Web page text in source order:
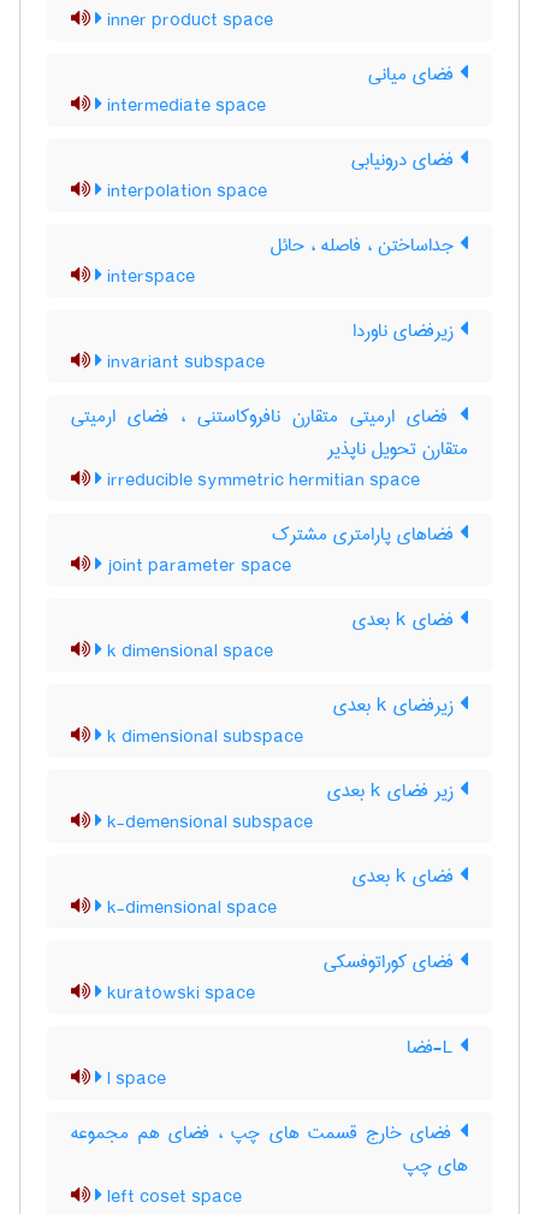
inner product space
فضای میانی
intermediate space
فضای درونیابی
interpolation space
جداساختن ، فاصله ، حائل
interspace
زیرفضای ناوردا
invariant subspace
فضای ارمیتی متقارن نافروکاستنی ، فضای ارمیتی
متقارن تحویل ناپذیر
irreducible symmetric hermitian space
فضاهای پارامتری مشترک
joint parameter space
فضای k بعدی
k dimensional space
زیرفضای k بعدی
k dimensional subspace
زیر فضای k بعدی
k-demensional subspace
فضای k بعدی
k-dimensional space
فضای کوراتوفسکی
kuratowski space
l space
فضای خارج قسمت های چپ ، فضای هم مجموعه
های چپ
left coset space